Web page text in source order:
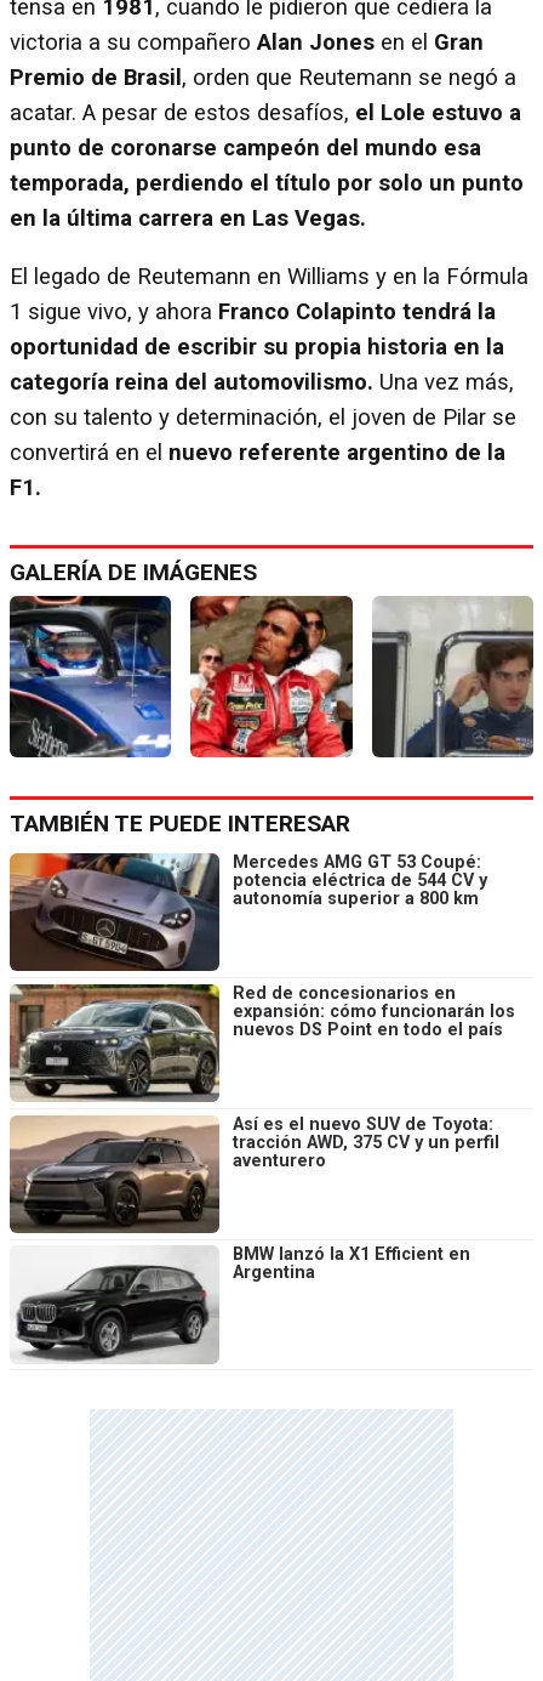
tensa en 1981 , cuando le pidieron que cediera la
victoria a su compañeroAlan Jones en el Gran
Premio de Brasil , orden que Reutemann se negó a
acatar. A pesar de estos desafíos, el Lole estuvo a
punto de coronarse campeón del mundo esa
temporada, perdiendo el título por solo un punto
en la última carrera en Las Vegas.
El legado de Reutemann en Williams y en la Fórmula
1 sigue vivo, y ahora Franco Colapinto tendrá la
oportunidad de escribir su propia historia en la
categoría reina del automovilismo. Una vez más,
con su talento y determinación, el joven de Pilar se
convertirá en el nuevo referente argentino de la
F1.
GALERÍA DE IMÁGENES
TAMBIÉN TE PUEDE INTERESAR
Mercedes AMG GT 53 Coupé:
potencia eléctrica de 544 CV y
autonomía superior a 800 km
Red de concesionarios en
expansión: cómo funcionarán los
nuevos DS Point en todo el país
Así es el nuevo SUV de Toyota:
tracción AWD, 375 CV y un perfil
aventurero
BMW lanzó la X1 Efficient en
Argentina